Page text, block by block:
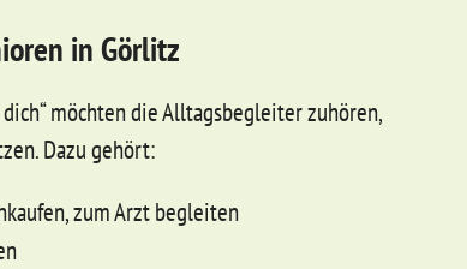
in Görlitz
möchten die Alltagsbegleiter zuhören,
Dazu gehört:
zum Arzt begleiten